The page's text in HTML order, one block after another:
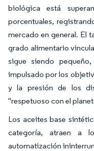
biológica está
porcentuales,
mercado en general. El
grado alimentario
sigue siendo
impulsado por los
y la presión de los
"respetuoso con el
Los aceites base
categoría, atraen a
automatización